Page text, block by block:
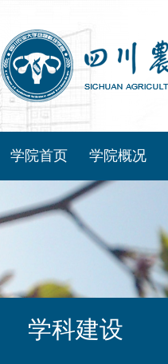
学院首页 学院概况
学科建设